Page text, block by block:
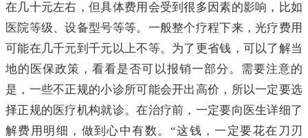
在几十元左右，但具体费用会受到很多因素的影响，比如
医院等级、设备型号等等。一般整个疗程下来，光疗费用
可能在几千元到千元以上不等。为了更省钱，可以了解当
地的医保政策，看看是否可以报销一部分。需要注意的
是，一些不正规的小诊所可能会开出高价，所以一定要选
择正规的医疗机构就诊。在治疗前，一定要向医生详细了
解费用明细，做到心中有数。“这钱，一定要花在刀刃